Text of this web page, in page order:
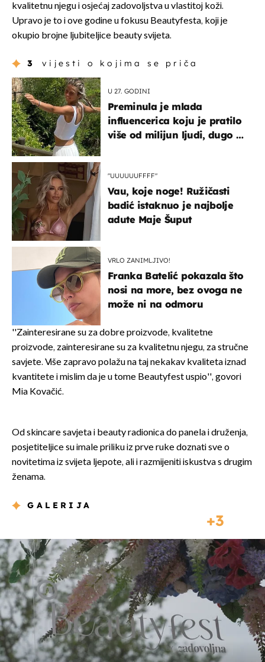
kvalitetnu njegu i osjećaj zadovoljstva u vlastitoj koži.
Upravo je to i ove godine u fokusu Beautyfesta, koji je
okupio brojne ljubiteljice beauty svijeta.
3 vijesti o kojima se priča
U 27. GODINI
Preminula je mlada
influencerica koju je pratilo
više od milijun ljudi, dugo se
"UUUUUUFFFF"
Vau, koje noge! Ružičasti
badić istaknuo je najbolje
adute Maje Šuput
VRLO ZANIMLJIVO!
Franka Batelić pokazala što
nosi na more, bez ovoga ne
može ni na odmoru
''Zainteresirane su za dobre proizvode, kvalitetne
proizvode, zainteresirane su za kvalitetnu njegu, za stručne
savjete. Više zapravo polažu na taj nekakav kvaliteta iznad
kvantitete i mislim da je u tome Beautyfest uspio'', govori
Mia Kovačić.
Od skincare savjeta i beauty radionica do panela i druženja,
posjetiteljice su imale priliku iz prve ruke doznati sve o
novitetima iz svijeta ljepote, ali i razmijeniti iskustva s drugim
ženama.
GALERIJA
3